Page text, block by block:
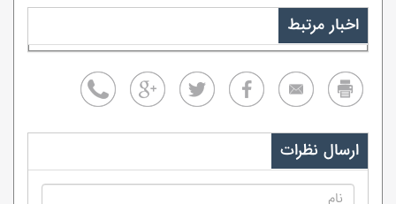
اخبار مرتبط
ارسال نظرات